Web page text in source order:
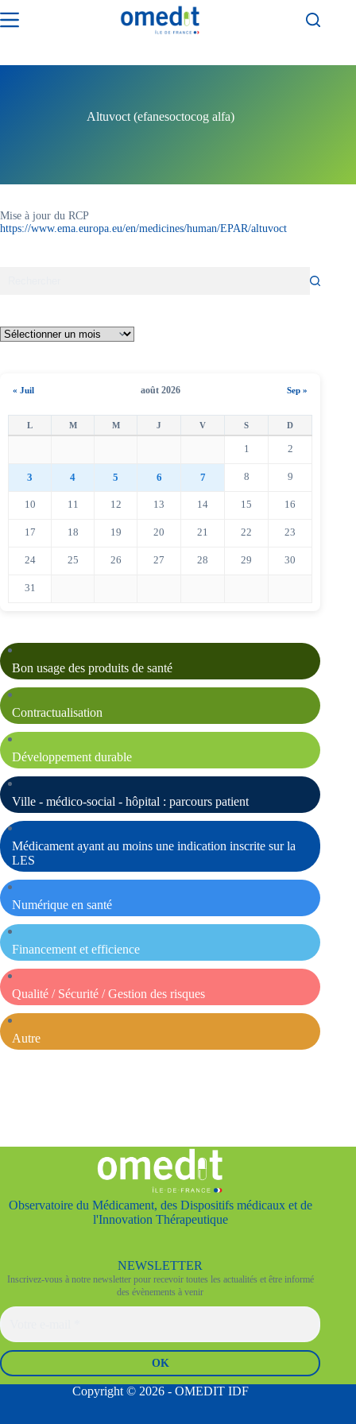
au
Altuvoct (efanesoctocog alfa)
Mise à jour du RCP
https://www.ema.europa.eu/en/medicines/human/EPAR/altuvoct
« Juil août 2026 Sep »
1 2
3 4 5 6 7 8 9
10 11 12 13 14 15 16
17 18 19 20 21 22 23
24 25 26 27 28 29 30
31
Bon usage des produits de santé
Contractualisation
Développement durable
Ville - médico-social - hôpital : parcours patient
Médicament ayant au moins une indication inscrite sur la
LES
Numérique en santé
Financement et efficience
Qualité / Sécurité / Gestion des risques
Autre
Observatoire du Médicament, des Dispositifs médicaux et de
l'Innovation Thérapeutique
NEWSLETTER
Inscrivez-vous à notre newsletter pour recevoir toutes les actualités et être informé
des évènements à venir
Copyright © 2026 - OMEDIT IDF